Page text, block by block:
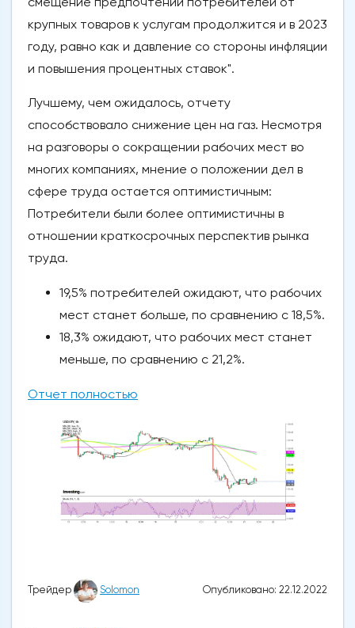
крупных товаров к услугам продолжится и в 2023
году, равно как и давление со стороны инфляции
и повышения процентных ставок".
Лучшему, чем ожидалось, отчету
способствовало снижение цен на газ. Несмотря
на разговоры о сокращении рабочих мест во
многих компаниях, мнение о положении дел в
сфере труда остается оптимистичным:
Потребители были более оптимистичны в
отношении краткосрочных перспектив рынка
труда.
19,5% потребителей ожидают, что рабочих
мест станет больше, по сравнению с 18,5%.
18,3% ожидают, что рабочих мест станет
меньше, по сравнению с 21,2%.
Отчет полностью
Трейдер Solomon Опубликовано: 22.12.2022